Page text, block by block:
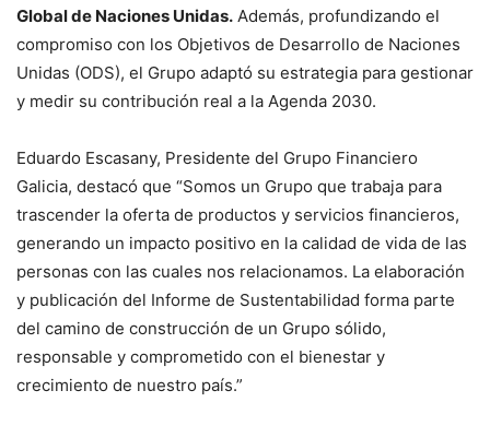
Global de Naciones Unidas. Además, profundizando el
compromiso con los Objetivos de Desarrollo de Naciones
Unidas (ODS), el Grupo adaptó su estrategia para gestionar
y medir su contribución real a la Agenda 2030.
Eduardo Escasany, Presidente del Grupo Financiero
Galicia, destacó que “Somos un Grupo que trabaja para
trascender la oferta de productos y servicios financieros,
generando un impacto positivo en la calidad de vida de las
personas con las cuales nos relacionamos. La elaboración
y publicación del Informe de Sustentabilidad forma parte
del camino de construcción de un Grupo sólido,
responsable y comprometido con el bienestar y
crecimiento de nuestro país.”